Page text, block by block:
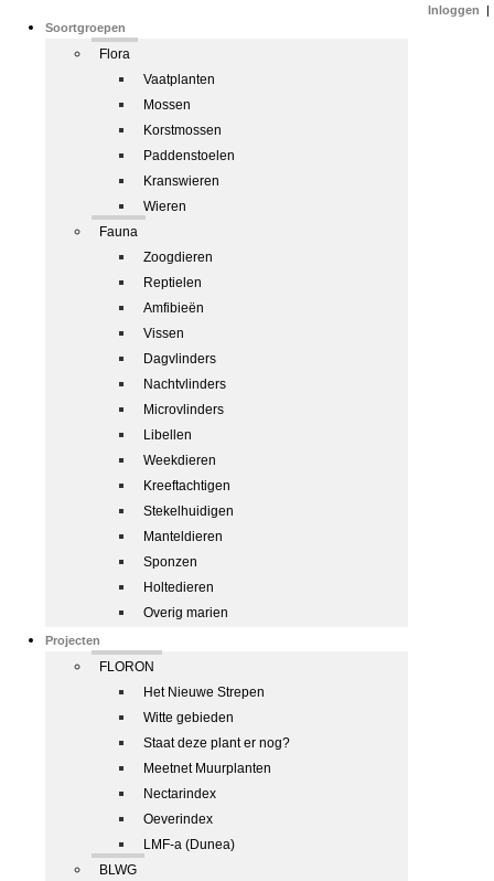
Soortgroepen
Flora
Vaatplanten
Mossen
Korstmossen
Paddenstoelen
Kranswieren
Wieren
Fauna
Zoogdieren
Reptielen
Amfibieën
Vissen
Dagvlinders
Nachtvlinders
Microvlinders
Libellen
Weekdieren
Kreeftachtigen
Stekelhuidigen
Manteldieren
Sponzen
Holtedieren
Overig marien
Projecten
FLORON
Het Nieuwe Strepen
Witte gebieden
Staat deze plant er nog?
Meetnet Muurplanten
Nectarindex
Oeverindex
LMF-a (Dunea)
BLWG
Inloggen |